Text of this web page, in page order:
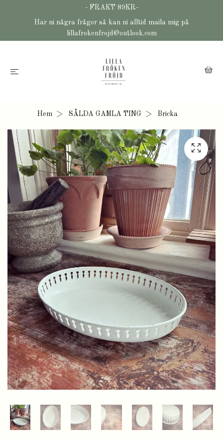
- FRAKT 89KR-
Har ni några frågor så kan ni alltid maila mig på
lillafrokenfrojd@outlook.com
Hem SÅLDA GAMLA TING Bricka